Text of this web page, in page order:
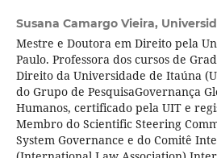
Susana Camargo Vieira,
Mestre e Doutora em Direito pela
Paulo. Professora dos cursos de
Direito da Universidade de Itaúna
do Grupo de PesquisaGovernança
Humanos, certificado pela UIT e
Membro do Scientific Steering
System Governance e do Comitê